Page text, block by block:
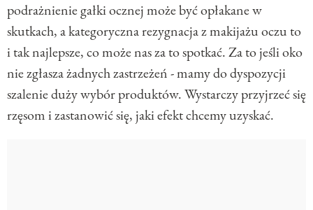
podrażnienie gałki ocznej może być opłakane w
skutkach, a kategoryczna rezygnacja z makijażu oczu to
i tak najlepsze, co może nas za to spotkać. Za to jeśli oko
nie zgłasza żadnych zastrzeżeń - mamy do dyspozycji
szalenie duży wybór produktów. Wystarczy przyjrzeć się
rzęsom i zastanowić się, jaki efekt chcemy uzyskać.